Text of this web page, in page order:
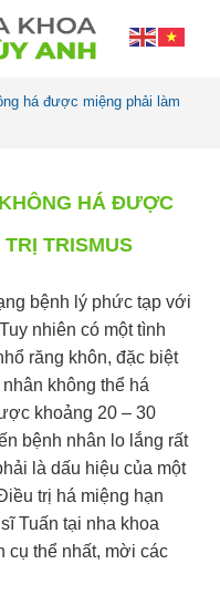
há được miệng phải làm
HÁ ĐƯỢC
TRISMUS
bệnh lý phức tạp với
nhiên có một tình
răng khôn, đặc biệt
không thể há
khoảng 20 – 30
bệnh nhân lo lắng rất
là dấu hiệu của một
trị há miệng hạn
Tuấn tại nha khoa
cụ thể nhất, mời các